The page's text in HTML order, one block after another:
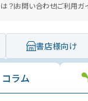
？お問い合わせご利用ガ
書店様向け
コラム